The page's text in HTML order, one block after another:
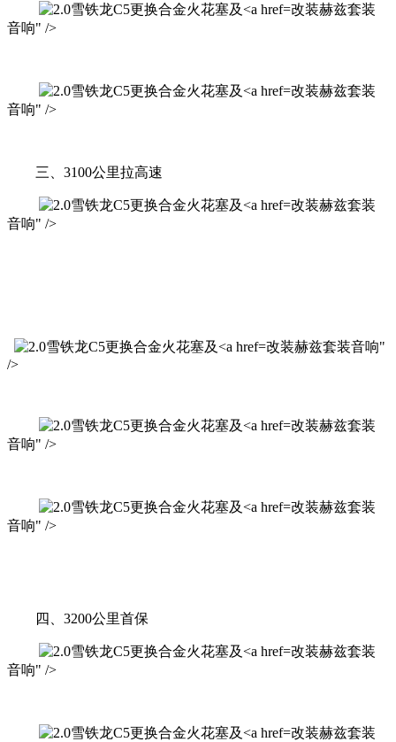
改装赫兹套装
音响" />
改装赫兹套装
音响" />
三、3100公里拉高速
改装赫兹套装
音响" />
改装赫兹套装音响"
/>
改装赫兹套装
音响" />
改装赫兹套装
音响" />
四、3200公里首保
改装赫兹套装
音响" />
改装赫兹套装